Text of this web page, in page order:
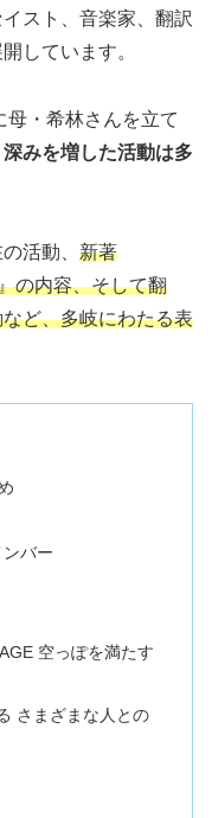
スト、音楽家、翻訳
しています。
・希林さんを立て
深みを増した活動は多
活動、 新著
の内容、そして翻
ど、多岐にわたる表
バー
空っぽを満たす
さまざまな人との